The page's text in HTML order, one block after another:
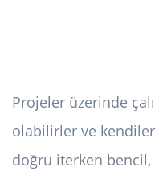
Projeler üzerinde
olabilirler ve
doğru iterken bencil,